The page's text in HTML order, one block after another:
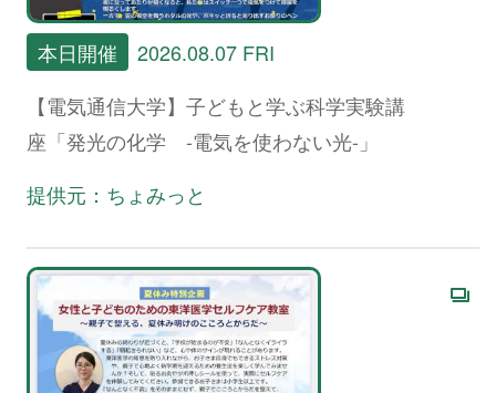
本日開催
2026.08.07 FRI
【電気通信大学】子どもと学ぶ科学実験講
座「発光の化学 -電気を使わない光-」
提供元：ちょみっと